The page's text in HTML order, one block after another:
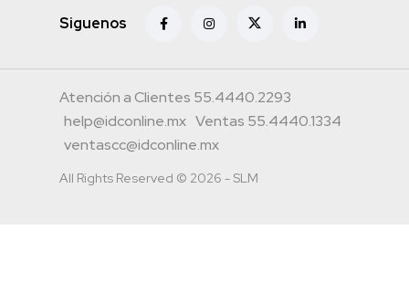
Siguenos
Atención a Clientes 55.4440.2293
help@idconline.mx Ventas 55.4440.1334
ventascc@idconline.mx
All Rights Reserved © 2026 - SLM